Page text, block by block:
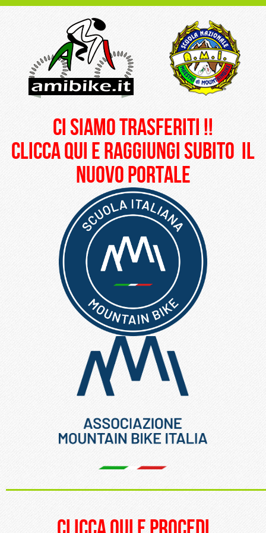
ci siamo trasferiti !!
clicca qui e raggiungi subito il
nuovo portale